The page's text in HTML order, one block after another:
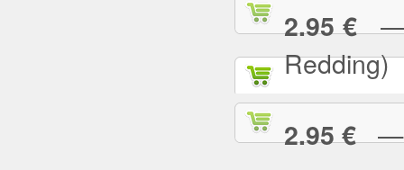
2.95 €—
Redding)
2.95 €—